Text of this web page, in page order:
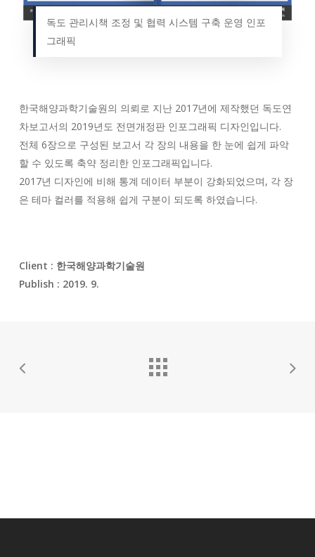
독도 관리시책 조정 및 협력 시스템 구축 운영 인포
그래픽
한국해양과학기술원의 의뢰로 지난 2017년에 제작했던 독도연
차보고서의 2019년도 전면개정판 인포그래픽 디자인입니다.
전체 6장으로 구성된 보고서 각 장의 내용을 한 눈에 쉽게 파악
할 수 있도록 축약 정리한 인포그래픽입니다.
2017년 디자인에 비해 통계 데이터 부분이 강화되었으며, 각 장
은 테마 컬러를 적용해 쉽게 구분이 되도록 하였습니다.
Client : 한국해양과학기술원
Publish : 2019. 9.